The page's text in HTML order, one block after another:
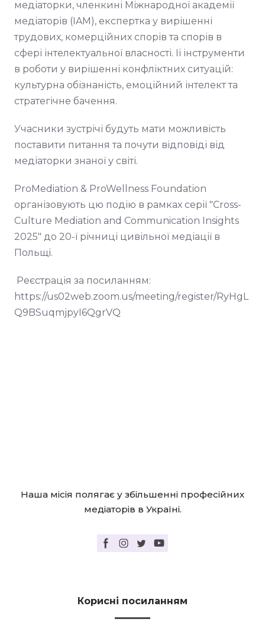
медіаторки, членкині Міжнародної академії
медіаторів (IAM), експертка у вирішенні
трудових, комерційних спорів та спорів в
сфері інтелектуальної власності. Іі інструменти
в роботи у вирішенні конфліктних ситуацій:
культурна обізнаність, емоційний інтелект та
стратегічне бачення.
Учасники зустрічі будуть мати можливість
поставити питання та почути відповіді від
медіаторки знаної у світі.
ProMediation & ProWellness Foundation
організовують цю подію в рамках серії "Cross-
Culture Mediation and Communication Insights
2025" до 20-ї річниці цивільної медіації в
Польщі.
Реєстрація за посиланням:
https://us02web.zoom.us/meeting/register/RyHgL
Q9BSuqmjpyI6QgrVQ
Наша місія полягає у збільшенні професійних
медіаторів в Україні.
Корисні посиланням